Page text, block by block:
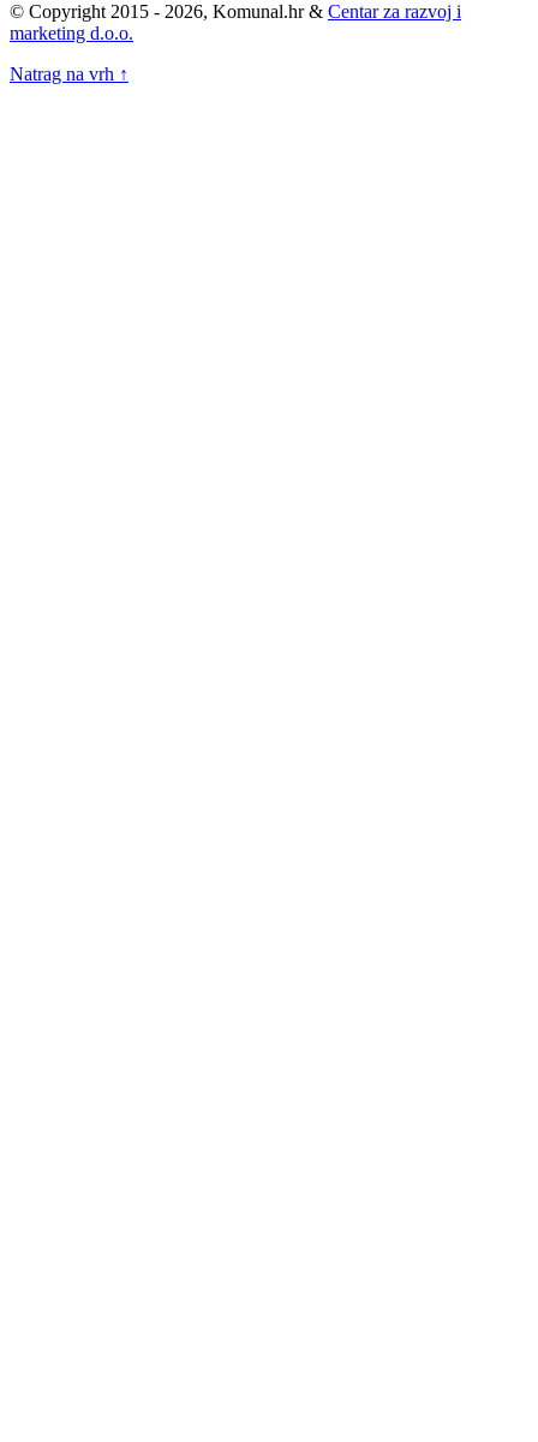
© Copyright 2015 - 2026, Komunal.hr & Centar za razvoj i
marketing d.o.o.
Natrag na vrh ↑